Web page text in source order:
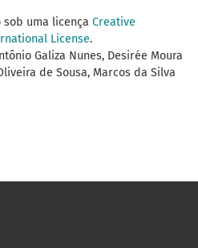
uma licença Creative
License.
Galiza Nunes, Desirée Moura
de Sousa, Marcos da Silva